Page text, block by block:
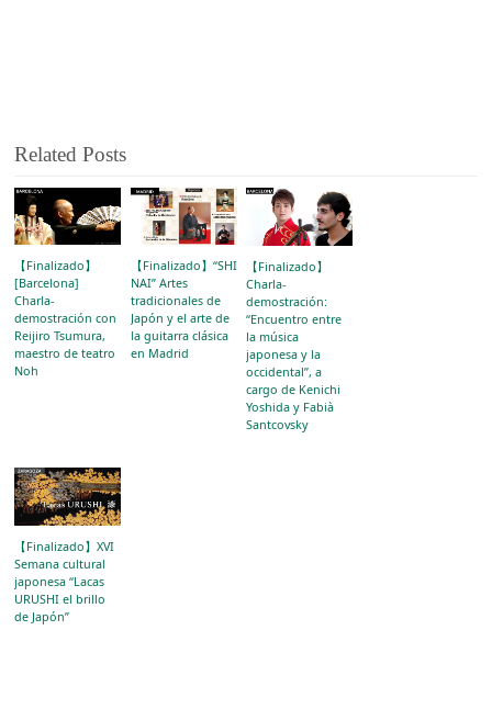
Related Posts
【Finalizado】
[Barcelona]
Charla-
demostración con
Reijiro Tsumura,
maestro de teatro
Noh
【Finalizado】“SHIN-
NAI” Artes
tradicionales de
Japón y el arte de
la guitarra clásica
en Madrid
【Finalizado】
Charla-
demostración:
“Encuentro entre
la música
japonesa y la
occidental”, a
cargo de Kenichi
Yoshida y Fabià
Santcovsky
【Finalizado】XVI
Semana cultural
japonesa “Lacas
URUSHI el brillo
de Japón”